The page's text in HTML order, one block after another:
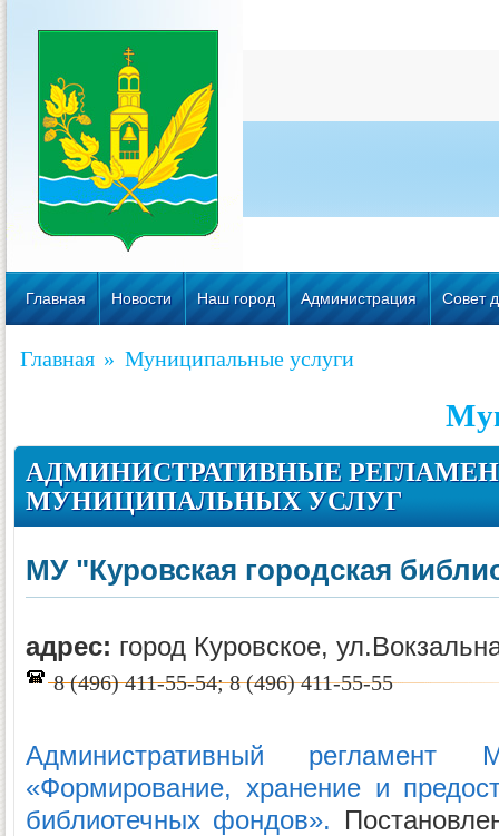
Главная Новости Наш город Администрация Совет
Главная » Муниципальные услуги
АДМИНИСТРАТИВНЫЕ
МУНИЦИПАЛЬНЫХ УСЛУГ
МУ "Куровская городская
адрес: город Куровское,
8 (496) 411-55-54; 8 (496) 411-55-55
Административный регламент
«Формирование, хранение и
библиотечных фондов».